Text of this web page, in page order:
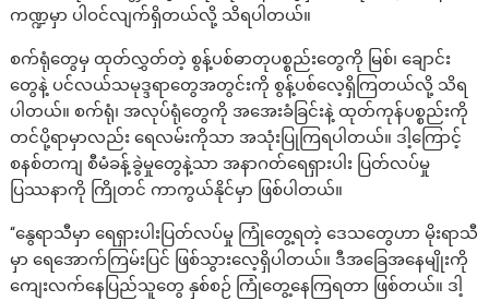
ကဏ္ဍမှာ ပါဝင်လျက်ရှိတယ်လို့ သိရပါတယ်။
စက်ရုံတွေမှ ထုတ်လွှတ်တဲ့ စွန့်ပစ်ဓာတုပစ္စည်းတွေကို မြစ်၊ ချောင်း
တွေနဲ့ ပင်လယ်သမုဒ္ဒရာတွေအတွင်းကို စွန့်ပစ်လေ့ရှိကြတယ်လို့ သိရ
ပါတယ်။ စက်ရုံ၊ အလုပ်ရုံတွေကို အအေးခံခြင်းနဲ့ ထုတ်ကုန်ပစ္စည်းကို
တင်ပို့ရာမှာလည်း ရေလမ်းကိုသာ အသုံးပြုကြရပါတယ်။ ဒါ့ကြောင့်
စနစ်တကျ စီမံခန့်ခွဲမှုတွေနဲ့သာ အနာဂတ်ရေရှားပါး ပြတ်လပ်မှု
ပြဿနာကို ကြိုတင် ကာကွယ်နိုင်မှာ ဖြစ်ပါတယ်။
“နွေရာသီမှာ ရေရှားပါးပြတ်လပ်မှု ကြုံတွေ့ရတဲ့ ဒေသတွေဟာ မိုးရာသီ
မှာ ရေအောက်ကြမ်းပြင် ဖြစ်သွားလေ့ရှိပါတယ်။ ဒီအခြေအနေမျိုးကို
ကျေးလက်နေပြည်သူတွေ နှစ်စဉ် ကြုံတွေ့နေကြရတာ ဖြစ်တယ်။ ဒါ့